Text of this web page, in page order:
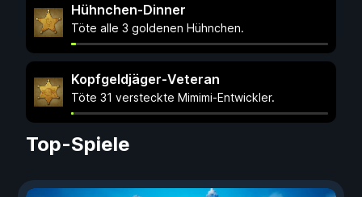
Hühnchen-Dinner
Töte alle 3 goldenen Hühnchen.
Kopfgeldjäger-Veteran
Töte 31 versteckte Mimimi-Entwickler.
Top-Spiele